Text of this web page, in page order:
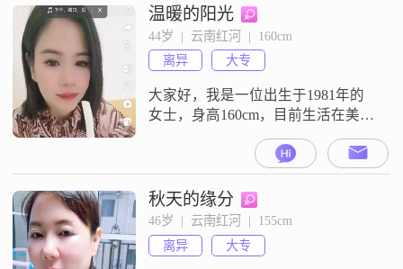
间，虽然不算特别富裕，但足以让
我过上稳定的生活##3002##我的学
历是中专，虽然在学术上没有太多
的追求，但我一直在工作中努力提
升自己，积累了不
温暖的阳光
44岁  |  云南红河  |  160cm
离异
大专
大家好，我是一位出生于1981年的
女士，身高160cm，目前生活在美丽
的红河。我在工作中努力进取，月
收入在5001到8000元之间，虽然不
是很高，但足以让我过得充实且独
立。我拥有大专学历，在这个快节
奏的时代，我始终保持着学习的热
情，不断提升自己。性格方面，我
自认为温柔体贴，善于理解和关心
秋天的缘分
46岁  |  云南红河  |  155cm
离异
大专